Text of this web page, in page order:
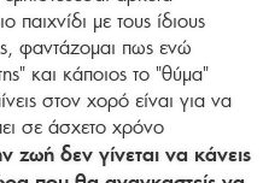
παιχνίδι με τους ίδιους
φαντάζομαι πως ενώ
και κάποιος το "θύμα"
στον χορό είναι για να
σε άσχετο χρόνο
ζωή δεν γίνεται να κάνεις